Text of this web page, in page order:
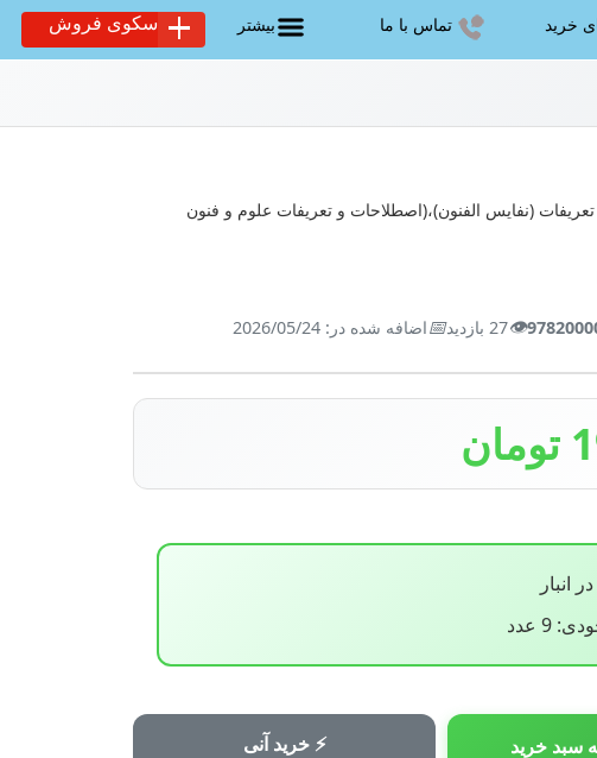
خرید تماس با ما بیشتر سکوی فروش
(نفایس الفنون)،(اصطلاحات و تعریفات علوم و فنون
👁️27 بازدید 📅اضافه شده در: 2026/05/24
انبار
9 عدد
سبد خرید ⚡ خرید آنی